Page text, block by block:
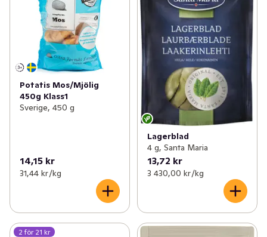
Potatis Mos/Mjölig
450g Klass1
Sverige, 450 g
14,15 kr
31,44 kr /kg
Lagerblad
4 g, Santa Maria
13,72 kr
3 430,00 kr /kg
2 för 21 kr